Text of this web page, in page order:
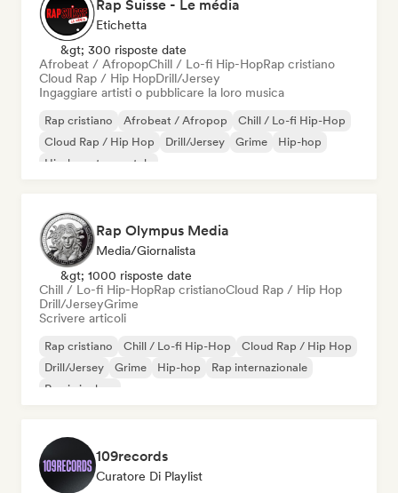
Rap Suisse - Le média
Etichetta
&gt; 300 risposte date
Afrobeat / AfropopChill / Lo-fi Hip-HopRap cristiano
Cloud Rap / Hip HopDrill/Jersey
Ingaggiare artisti o pubblicare la loro musica
Rap cristiano Afrobeat / Afropop
Chill / Lo-fi Hip-Hop
Cloud Rap / Hip Hop
Drill/Jersey Grime
Hip-hop
Hip-hop strumentale
Rap Olympus Media
Media/Giornalista
&gt; 1000 risposte date
Chill / Lo-fi Hip-HopRap cristianoCloud Rap / Hip Hop
Drill/JerseyGrime
Scrivere articoli
Rap cristiano Chill / Lo-fi Hip-Hop
Cloud Rap / Hip Hop
Drill/Jersey
Grime Hip-hop
Rap internazionale
Rap in inglese
109records
Curatore Di Playlist